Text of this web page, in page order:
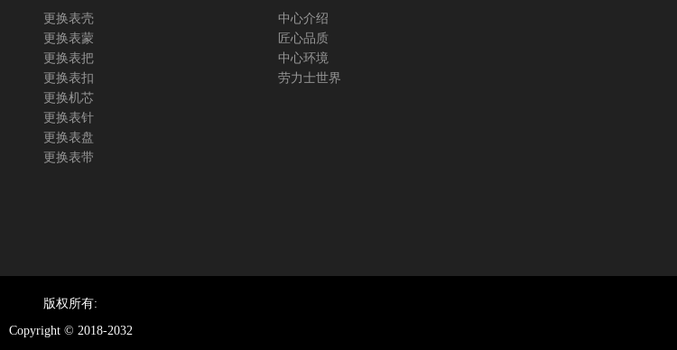
更换表壳
更换表蒙
更换表把
更换表扣
更换机芯
更换表针
更换表盘
更换表带
中心介绍
匠心品质
中心环境
劳力士世界
版权所有:
Copyright © 2018-2032